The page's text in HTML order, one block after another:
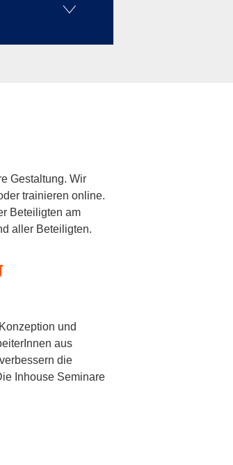
Gestaltung. Wir
trainieren online.
Beteiligten am
aller Beteiligten.
und
aus
die
Inhouse Seminare